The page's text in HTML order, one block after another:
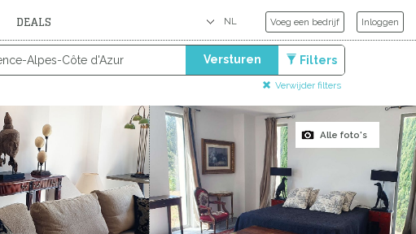
DEALS Voeg een bedrijf Inloggen
Versturen Filters
Verwijder filters
Alle foto's